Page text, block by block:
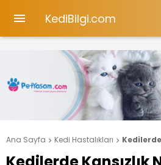
 KediBilgi.com
Ana Sayfa  Kedi Hastalıkları  Kedilerde